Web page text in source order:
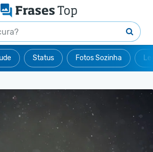
Status Fotos Sozinha